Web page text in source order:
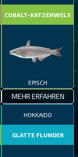
COBALT-KATZENWELS
EPISCH
MEHR ERFAHREN
HOKKAIDO
GLATTE FLUNDER